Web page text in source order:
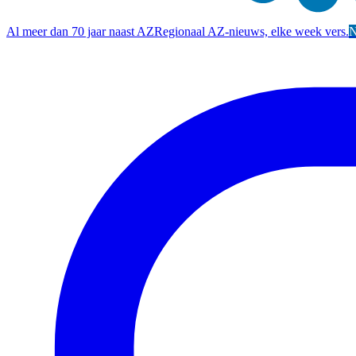
Al meer dan 70 jaar naast AZRegionaal AZ-nieuws, elke week vers.